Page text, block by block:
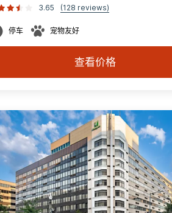
3.65
(128 reviews)
停车 宠物友好
查看价格